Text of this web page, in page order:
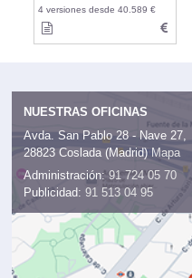
4 versiones desde 40.589 €
NUESTRAS OFICINAS
Avda. San Pablo 28 - Nave 27,
28823 Coslada (Madrid) Mapa
Administración: 91 724 05 70
Publicidad: 91 513 04 95